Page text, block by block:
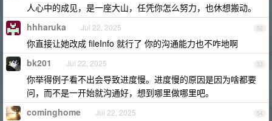
人心中的成见，是一座大山，任凭你怎么努力，也休想搬动。
52
hhharuka Jul 22, 2025
你直接让她改成 fileInfo 就行了 你的沟通能力也不咋地啊
53
bk201 Jul 22, 2025
你举得例子看不出会导致进度慢。进度慢的原因是因为啥都要
问，而不是一开始就沟通好，想到哪里做哪里吧。
54
cominghome Jul 22, 2025